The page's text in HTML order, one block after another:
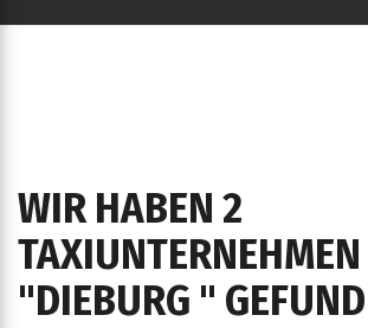
WIR HABEN 2
"DIEBURG "